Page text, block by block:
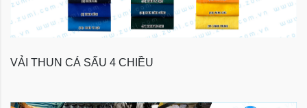
VẢI THUN CÁ SẤU 4 CHIỀU